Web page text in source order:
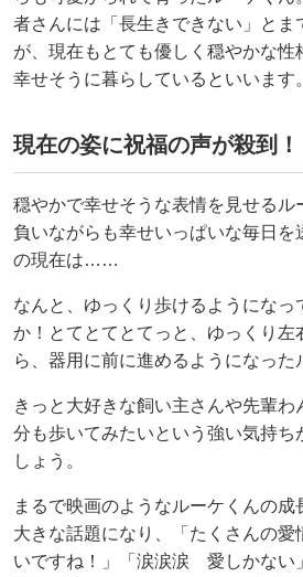
者さんには「長生きできない」とま
が、現在もとても優しく穏やかな性
幸せそうに暮らしているといいます。
現在の姿に祝福の声が殺到！
穏やかで幸せそうな表情を見せるル
負いながらも幸せいっぱいな毎日を
の現在は……
なんと、ゆっくり歩けるようになっ
か！とてとてとてっと、ゆっくり左
ら、器用に前に進めるようになった
きっと大好きな飼い主さんや先輩わ
分も歩いてみたいという強い気持ち
しょう。
まるで映画のようなルーケくんの成
大きな話題になり、「たくさんの愛
いですね！」「涙涙涙 愛しかない